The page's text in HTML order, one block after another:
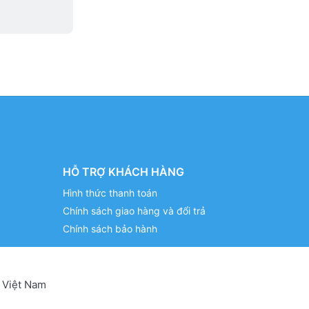
HỖ TRỢ KHÁCH HÀNG
Hình thức thanh toán
Chính sách giao hàng và đổi trả
Chính sách bảo hành
Nam